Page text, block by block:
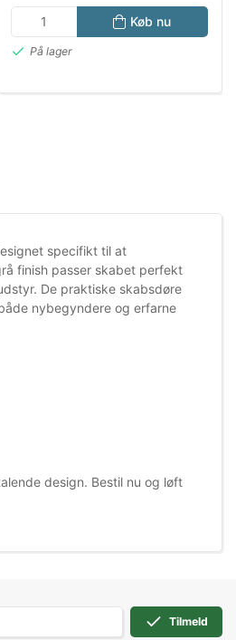
Køb nu
På lager
specifikt til at
finish passer skabet perfekt
De praktiske skabsdøre
nybegyndere og erfarne
design. Bestil nu og løft
Tilmeld